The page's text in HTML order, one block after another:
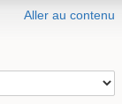
Aller au contenu